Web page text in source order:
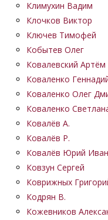
Климухин Вадим
Клочков Виктор
Ключев Тимофей
Кобытев Олег
Ковалевский Артём
Коваленко
Коваленко Олег
Коваленко
Ковалёв А.
Ковалёв Р.
Ковалёв Юрий
Ковзун Сергей
Коврижных
Кодрян В.
Кожевников